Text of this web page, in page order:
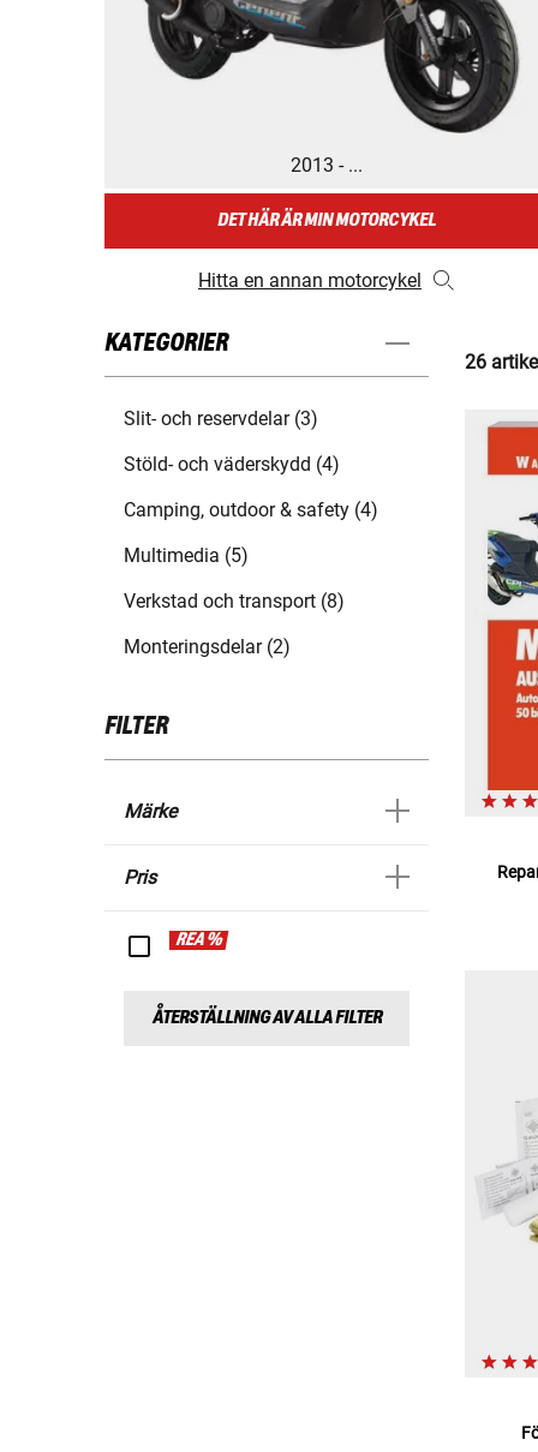
2013 - ...
DET HÄR ÄR MIN MOTORCYKEL
Hitta en annan motorcykel
KATEGORIER
Slit- och reservdelar (3)
Stöld- och väderskydd (4)
Camping, outdoor & safety (4)
Multimedia (5)
Verkstad och transport (8)
Monteringsdelar (2)
FILTER
Märke
Pris
REA %
ÅTERSTÄLLNING AV ALLA FILTER
26